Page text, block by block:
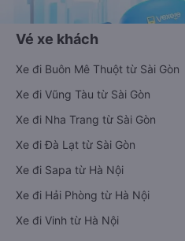
Vé xe khách
Xe đi Buôn Mê Thuột từ Sài Gòn
Xe đi Vũng Tàu từ Sài Gòn
Xe đi Nha Trang từ Sài Gòn
Xe đi Đà Lạt từ Sài Gòn
Xe đi Sapa từ Hà Nội
Xe đi Hải Phòng từ Hà Nội
Xe đi Vinh từ Hà Nội